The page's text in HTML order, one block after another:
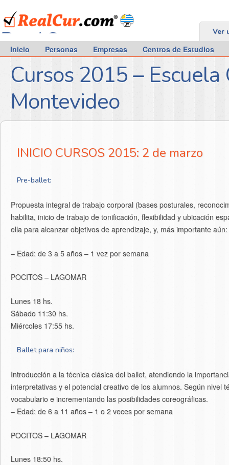
RealCur.com Ver
Inicio Personas Empresas Centros de Estudios
Cursos 2015 –
Montevideo
INICIO CURSOS 2015: 2 de marzo
Pre-ballet:
Propuesta integral de trabajo corporal (bases posturales,
habilita, inicio de trabajo de tonificación, flexibilidad y ubicación
ella para alcanzar objetivos de aprendizaje, y, más importante
– Edad: de 3 a 5 años – 1 vez por semana
POCITOS – LAGOMAR
Lunes 18 hs.
Sábado 11:30 hs.
Miércoles 17:55 hs.
Ballet para niños:
Introducción a la técnica clásica del ballet, atendiendo la
interpretativas y el potencial creativo de los alumnos. Según nivel
vocabulario e incrementando las posibilidades coreográficas.
– Edad: de 6 a 11 años – 1 o 2 veces por semana
POCITOS – LAGOMAR
Lunes 18:50 hs.